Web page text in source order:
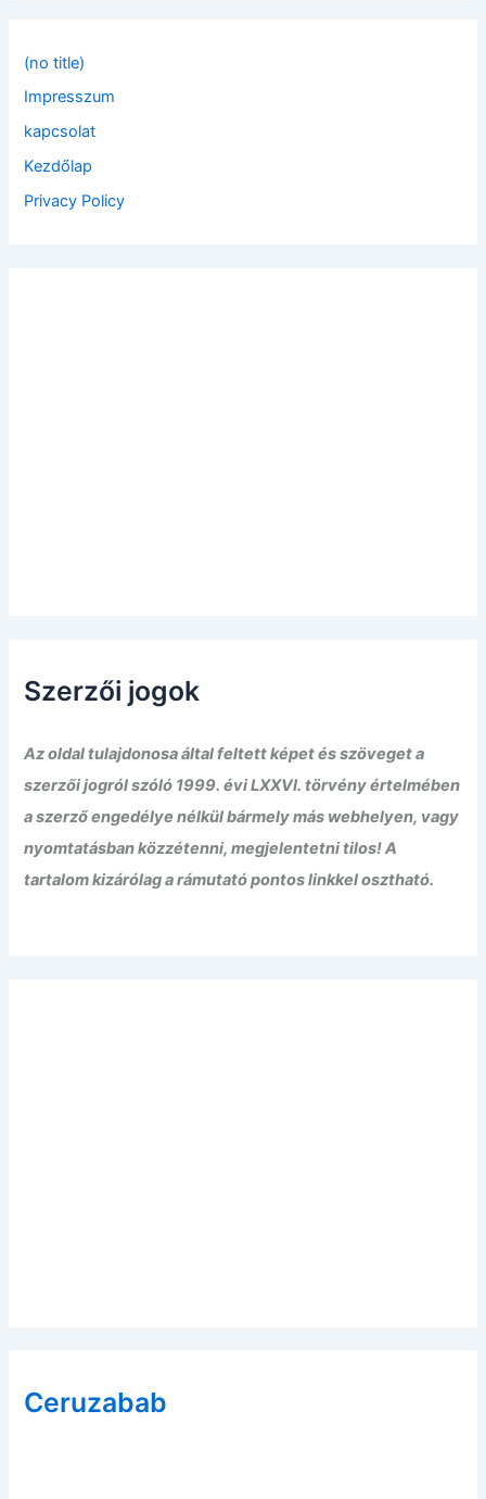
f
r
:
(no title)
Impresszum
kapcsolat
Kezdőlap
Privacy Policy
Szerzői jogok
Az oldal tulajdonosa által feltett képet és szöveget a
szerzői jogról szóló 1999. évi LXXVI. törvény értelmében
a szerző engedélye nélkül bármely más webhelyen, vagy
nyomtatásban közzétenni, megjelentetni tilos! A
tartalom kizárólag a rámutató pontos linkkel osztható.
Ceruzabab